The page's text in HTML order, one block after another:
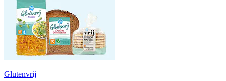
Glutenvrij